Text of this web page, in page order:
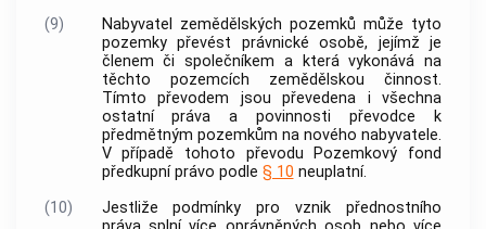
(9)
Nabyvatel zemědělských pozemků může tyto
pozemky převést právnické osobě, jejímž je
členem či společníkem a která vykonává na
těchto pozemcích zemědělskou činnost.
Tímto převodem jsou převedena i všechna
ostatní práva a povinnosti převodce k
předmětným pozemkům na nového nabyvatele.
V případě tohoto převodu Pozemkový fond
předkupní právo podle § 10 neuplatní.
(10)
Jestliže podmínky pro vznik přednostního